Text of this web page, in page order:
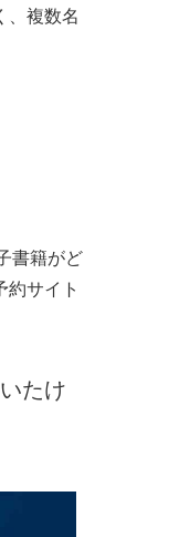
、複数名
書籍がど
サイト
たけ